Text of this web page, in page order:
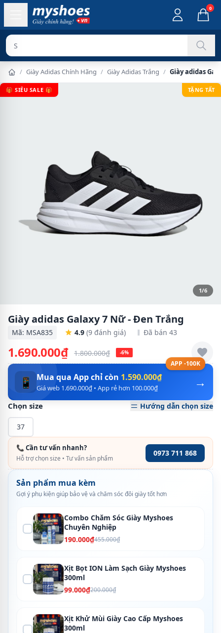
0
Sản phẩm chính hã
/ Giày Adidas Chính Hãng / Giày Adidas Trắng / Giày adidas
🎁 SIÊU SALE 🎁 TẶNG TẤT
1/6
Giày adidas Galaxy 7 Nữ - Đen Trắng
Mã: MSA835 4.9 (9 đánh giá) Đã bán 43
1.690.000₫ 1.800.000₫ -6%
APP -100K
→
📱 Mua qua App chỉ còn 1.590.000₫
Giá web 1.690.000₫ • App rẻ hơn 100.000₫
Chọn size Hướng dẫn chọn size
37
📞 Cần tư vấn nhanh?
Hỗ trợ chọn size • Tư vấn sản phẩm
0973 711 868
Sản phẩm mua kèm
Gợi ý phụ kiện giúp bảo vệ và chăm sóc đôi giày tốt hơn
Combo Chăm Sóc Giày Myshoes
Chuyên Nghiệp
190.000₫455.000₫
Xịt Bọt ION Làm Sạch Giày Myshoes
300ml
99.000₫200.000₫
Xịt Khử Mùi Giày Cao Cấp Myshoes
300ml